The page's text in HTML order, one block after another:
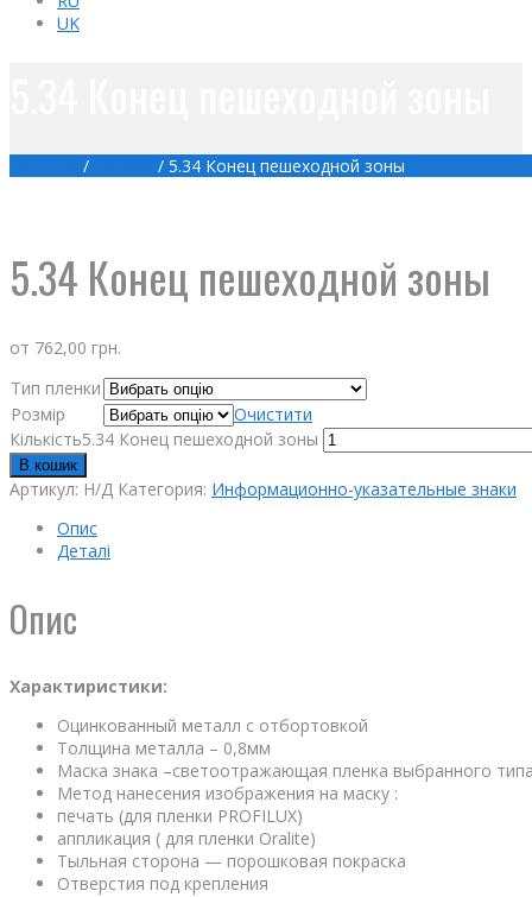
UK
/ / 5.34 Конец пешеходной зоны
5.34 Конец пешеходной зоны
от 762,00 грн.
Тип пленки
Розмір
Очистити
Кількість5.34 Конец пешеходной зоны
В кошик
Артикул: Н/Д Категория: Информационно-указательные знаки
Опис
Деталі
Опис
Характиристики:
Оцинкованный металл с отбортовкой
Толщина металла – 0,8мм
Маска знака –светоотражающая пленка выбранного
Метод нанесения изображения на маску :
печать (для пленки PROFILUX)
аппликация ( для пленки Oralite)
Тыльная сторона — порошковая покраска
Отверстия под крепления